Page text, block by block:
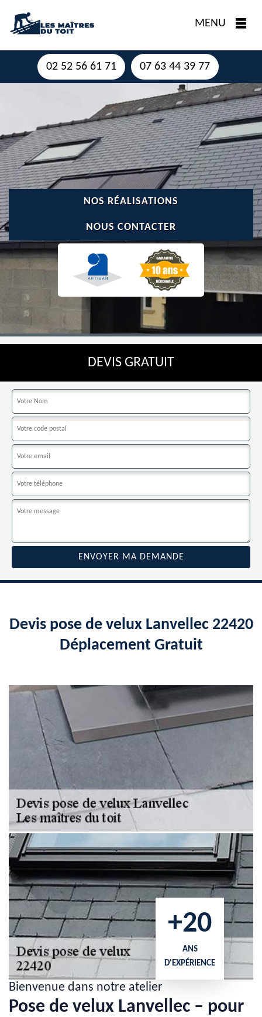
MENU
02 52 56 61 71 07 63 44 39 77
NOS RÉALISATIONS
NOUS CONTACTER
DEVIS GRATUIT
Devis pose de velux Lanvellec 22420
Déplacement Gratuit
+20
ANS
D'EXPÉRIENCE
Bienvenue dans notre atelier
Pose de velux Lanvellec – pour